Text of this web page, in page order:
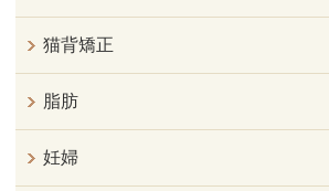
猫背矯正
脂肪
妊婦